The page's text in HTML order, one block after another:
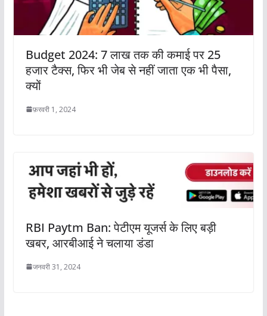
Budget 2024: 7 लाख तक की कमाई पर 25
हजार टैक्‍स, फिर भी जेब से नहीं जाता एक भी पैसा,
क्‍यों
फ़रवरी 1, 2024
RBI Paytm Ban: पेटीएम यूजर्स के लिए बड़ी
खबर, आरबीआई ने चलाया डंडा
जनवरी 31, 2024